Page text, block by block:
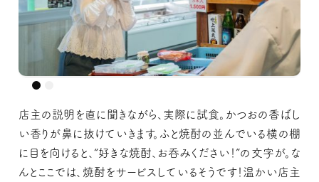
店主の説明を直に聞きながら、実際に試食。かつおの香ばし
い香りが鼻に抜けていきます。ふと焼酎の並んでいる横の棚
に目を向けると、“好きな焼酎、お呑みください！”の文字が。な
んとここでは、焼酎をサービスしているそうです！温かい店主